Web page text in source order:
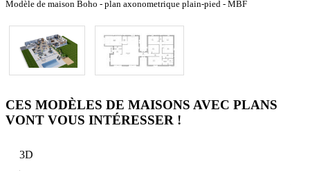
Modèle de maison Boho - plan axonometrique plain-pied - MBF
CES MODÈLES DE MAISONS AVEC PLANS
VONT VOUS INTÉRESSER !
3D